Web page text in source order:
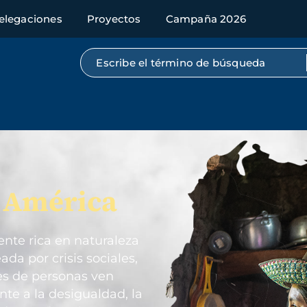
Proyectos Campaña 2026
Búsqueda por texto completo
rica en naturaleza
por crisis sociales,
de personas ven
a la desigualdad, la